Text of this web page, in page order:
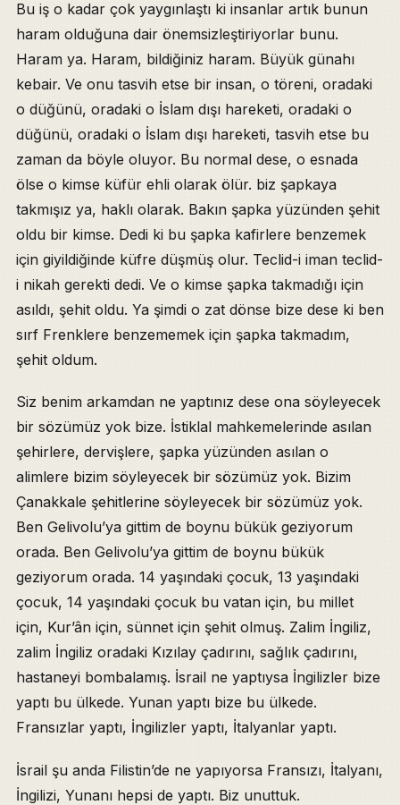
Bu iş o kadar çok yaygınlaştı ki insanlar artık bunun
haram olduğuna dair önemsizleştiriyorlar bunu.
Haram ya. Haram, bildiğiniz haram. Büyük günahı
kebair. Ve onu tasvih etse bir insan, o töreni, oradaki
o düğünü, oradaki o İslam dışı hareketi, oradaki o
düğünü, oradaki o İslam dışı hareketi, tasvih etse bu
zaman da böyle oluyor. Bu normal dese, o esnada
ölse o kimse küfür ehli olarak ölür. biz şapkaya
takmışız ya, haklı olarak. Bakın şapka yüzünden şehit
oldu bir kimse. Dedi ki bu şapka kafirlere benzemek
için giyildiğinde küfre düşmüş olur. Teclid-i iman teclid-
i nikah gerekti dedi. Ve o kimse şapka takmadığı için
asıldı, şehit oldu. Ya şimdi o zat dönse bize dese ki ben
sırf Frenklere benzememek için şapka takmadım,
şehit oldum.
Siz benim arkamdan ne yaptınız dese ona söyleyecek
bir sözümüz yok bize. İstiklal mahkemelerinde asılan
şehirlere, dervişlere, şapka yüzünden asılan o
alimlere bizim söyleyecek bir sözümüz yok. Bizim
Çanakkale şehitlerine söyleyecek bir sözümüz yok.
Ben Gelivolu’ya gittim de boynu bükük geziyorum
orada. Ben Gelivolu’ya gittim de boynu bükük
geziyorum orada. 14 yaşındaki çocuk, 13 yaşındaki
çocuk, 14 yaşındaki çocuk bu vatan için, bu millet
için, Kur’ân için, sünnet için şehit olmuş. Zalim İngiliz,
zalim İngiliz oradaki Kızılay çadırını, sağlık çadırını,
hastaneyi bombalamış. İsrail ne yaptıysa İngilizler bize
yaptı bu ülkede. Yunan yaptı bize bu ülkede.
Fransızlar yaptı, İngilizler yaptı, İtalyanlar yaptı.
İsrail şu anda Filistin’de ne yapıyorsa Fransızı, İtalyanı,
İngilizi, Yunanı hepsi de yaptı. Biz unuttuk.